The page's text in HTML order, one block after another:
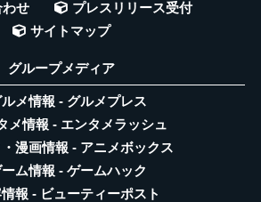
わせ
プレスリリース受付
サイトマップ
グループメディア
ルメ情報 - グルメプレス
メ情報 - エンタメラッシュ
漫画情報 - アニメボックス
ム情報 - ゲームハック
報 - ビューティーポスト